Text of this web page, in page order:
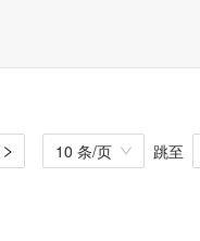
10 条/页 跳至